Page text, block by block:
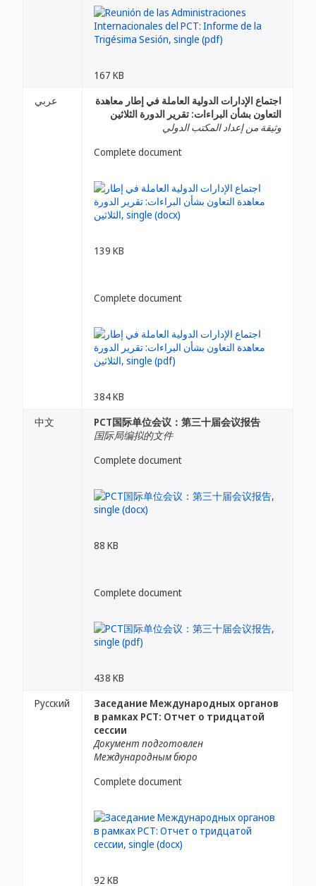
167 KB
عربي
اجتماع الإدارات الدولية العاملة في إطار معاهدة
التعاون بشأن البراءات: تقرير الدورة الثلاثين
وثيقة من إعداد المكتب الدولي
Complete document
139 KB
Complete document
384 KB
中文
PCT国际单位会议：第三十届会议报告
国际局编拟的文件
Complete document
88 KB
Complete document
438 KB
Русский
Заседание Международных органов
в рамках PCT: Отчет о тридцатой
сессии
Документ подготовлен
Международным бюро
Complete document
92 KB